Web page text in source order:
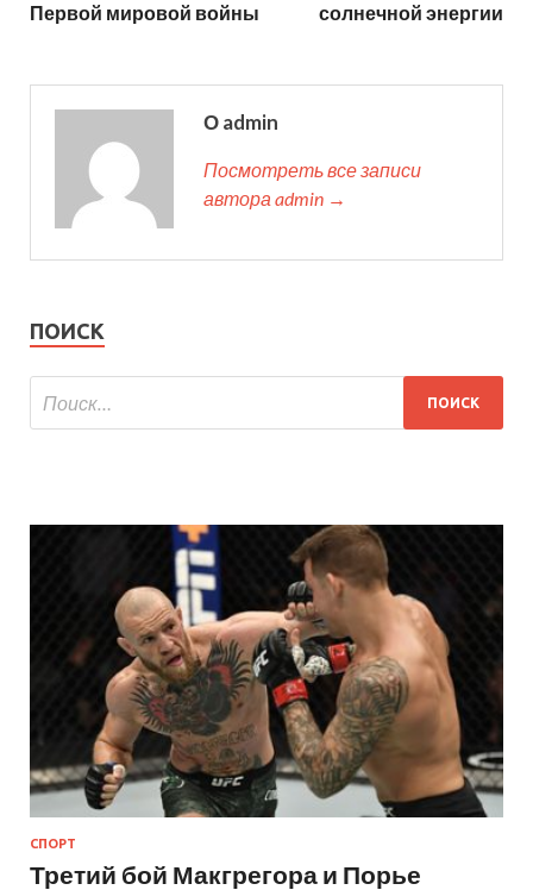
Первой мировой войны
солнечной энергии
О admin
Посмотреть все записи
автора admin →
ПОИСК
СПОРТ
Третий бой Макгрегора и Порье